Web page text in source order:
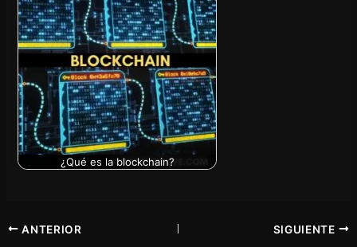
¿Qué es la blockchain?
ANTERIOR SIGUIENTE